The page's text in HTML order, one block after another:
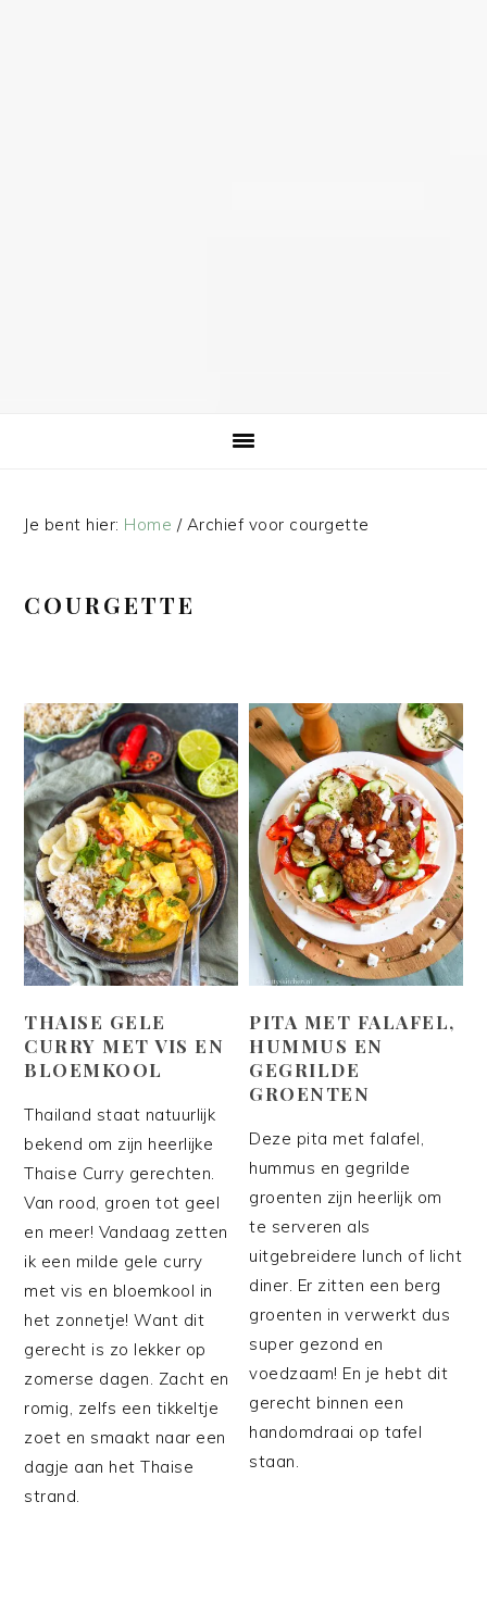
Je bent hier: Home /Archief voor courgette
COURGETTE
THAISE GELE
CURRY MET VIS EN
BLOEMKOOL
Thailand staat natuurlijk
bekend om zijn heerlijke
Thaise Curry gerechten.
Van rood, groen tot geel
en meer! Vandaag zetten
ik een milde gele curry
met vis en bloemkool in
het zonnetje! Want dit
gerecht is zo lekker op
zomerse dagen. Zacht en
romig, zelfs een tikkeltje
zoet en smaakt naar een
dagje aan het Thaise
strand.
PITA MET FALAFEL,
HUMMUS EN
GEGRILDE
GROENTEN
Deze pita met falafel,
hummus en gegrilde
groenten zijn heerlijk om
te serveren als
uitgebreidere lunch of licht
diner. Er zitten een berg
groenten in verwerkt dus
super gezond en
voedzaam! En je hebt dit
gerecht binnen een
handomdraai op tafel
staan.